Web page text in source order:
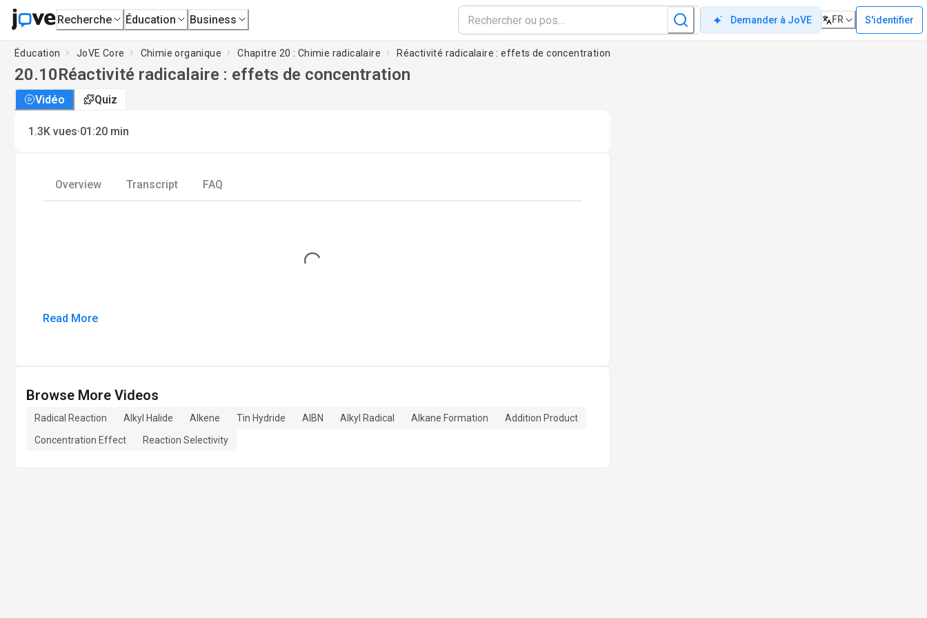
Recherche Éducation Business Demander à JoVE FR S'identifier
Éducation JoVE Core Chimie organique Chapitre 20 : Chimie radicalaire Réactivité radicalaire : effets de concentration
20.10Réactivité radicalaire : effets de concentration
Vidéo Quiz
1.3K vues·01:20 min
Overview Transcript FAQ
Loading...
Read More
Browse More Videos
Radical Reaction Alkyl Halide Alkene Tin Hydride AIBN Alkyl Radical Alkane Formation
Addition Product
Concentration Effect
Reaction Selectivity